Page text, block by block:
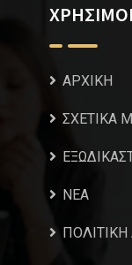
ΑΡΧΙΚΗ
ΣΧΕΤΙΚΑ
NEA